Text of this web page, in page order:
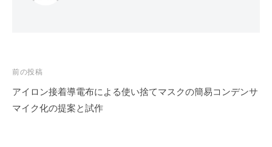
投
前の投稿
アイロン接着導電布による使い捨てマスクの簡易コンデンサ
マイク化の提案と試作